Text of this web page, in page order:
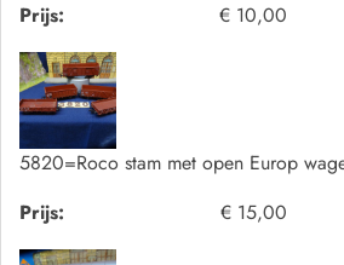
Prijs:
€ 10,00
5820=Roco stam met open Europ
Prijs:
€ 15,00